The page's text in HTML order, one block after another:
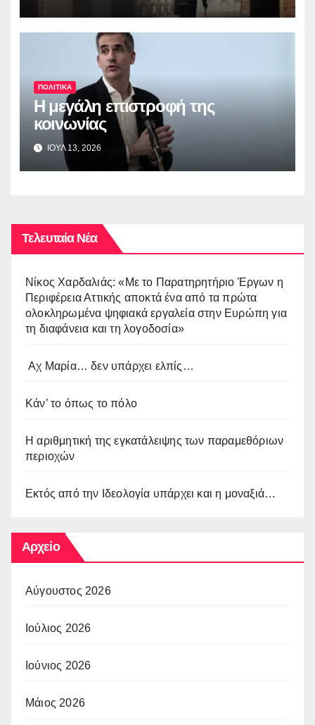
ΠΟΛΙΤΙΚΑ
Η μεγάλη επιστροφή της
κοινωνίας
ΙΟΥΛ 13, 2026
Τελευταία Νέα
Νίκος Χαρδαλιάς: «Με το Παρατηρητήριο Έργων η
Περιφέρεια Αττικής αποκτά ένα από τα πρώτα
ολοκληρωμένα ψηφιακά εργαλεία στην Ευρώπη για
τη διαφάνεια και τη λογοδοσία»
Αχ Μαρία… δεν υπάρχει ελπίς…
Κάν’ το όπως το πόλο
Η αριθμητική της εγκατάλειψης των παραμεθόριων
περιοχών
Εκτός από την Ιδεολογία υπάρχει και η μοναξιά…
Αρχείο
Αύγουστος 2026
Ιούλιος 2026
Ιούνιος 2026
Μάιος 2026